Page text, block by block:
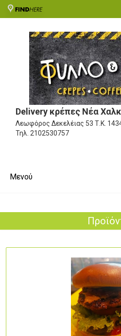
Delivery κρέπες Νέα
Λεωφόρος Δεκελέιας 53 Τ.Κ.
Τηλ. 2102530757
Μενού